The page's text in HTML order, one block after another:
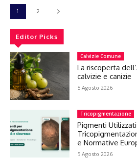
1 2
Editor Picks
Calvizie Comune
La riscoperta
calvizie e canizie
5 Agosto 2026
Tricopigmentazione
Pigmenti
e Normative
5 Agosto 2026